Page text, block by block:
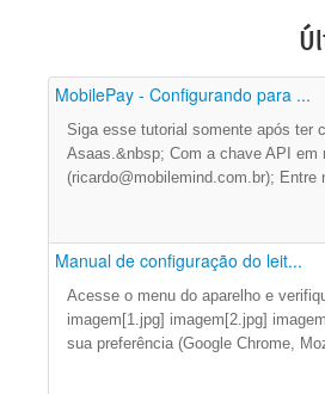
MobilePay - Configurando para ...
Siga esse tutorial somente após ter
Asaas.&nbsp; Com a chave API
(ricardo@mobilemind.com.br);
Manual de configuração do leit...
Acesse o menu do aparelho e
imagem[1.jpg] imagem[2.jpg]
sua preferência (Google Chrome,